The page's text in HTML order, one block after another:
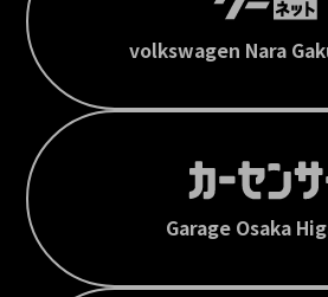
volkswagen Nara
Garage Osaka